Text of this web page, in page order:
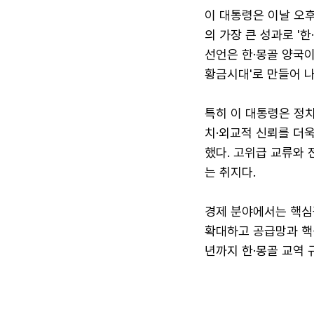
이 대통령은 이날 오
의 가장 큰 성과로 '
선언은 한·몽골 양국
황금시대'로 만들어
특히 이 대통령은 정
치·외교적 신뢰를 더
했다. 고위급 교류와
는 취지다.
경제 분야에서는 핵
확대하고 공급망과
년까지 한·몽골 교역